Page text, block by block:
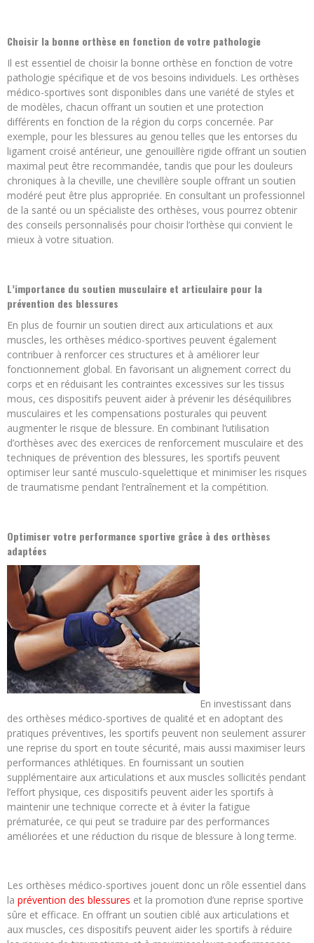
Choisir la bonne orthèse en fonction de votre pathologie
Il est essentiel de choisir la bonne orthèse en fonction de votre
pathologie spécifique et de vos besoins individuels. Les orthèses
médico-sportives sont disponibles dans une variété de styles et
de modèles, chacun offrant un soutien et une protection
différents en fonction de la région du corps concernée. Par
exemple, pour les blessures au genou telles que les entorses du
ligament croisé antérieur, une genouillère rigide offrant un soutien
maximal peut être recommandée, tandis que pour les douleurs
chroniques à la cheville, une chevillère souple offrant un soutien
modéré peut être plus appropriée. En consultant un professionnel
de la santé ou un spécialiste des orthèses, vous pourrez obtenir
des conseils personnalisés pour choisir l’orthèse qui convient le
mieux à votre situation.
L’importance du soutien musculaire et articulaire pour la
prévention des blessures
En plus de fournir un soutien direct aux articulations et aux
muscles, les orthèses médico-sportives peuvent également
contribuer à renforcer ces structures et à améliorer leur
fonctionnement global. En favorisant un alignement correct du
corps et en réduisant les contraintes excessives sur les tissus
mous, ces dispositifs peuvent aider à prévenir les déséquilibres
musculaires et les compensations posturales qui peuvent
augmenter le risque de blessure. En combinant l’utilisation
d’orthèses avec des exercices de renforcement musculaire et des
techniques de prévention des blessures, les sportifs peuvent
optimiser leur santé musculo-squelettique et minimiser les risques
de traumatisme pendant l’entraînement et la compétition.
Optimiser votre performance sportive grâce à des orthèses
adaptées
En investissant dans
des orthèses médico-sportives de qualité et en adoptant des
pratiques préventives, les sportifs peuvent non seulement assurer
une reprise du sport en toute sécurité, mais aussi maximiser leurs
performances athlétiques. En fournissant un soutien
supplémentaire aux articulations et aux muscles sollicités pendant
l’effort physique, ces dispositifs peuvent aider les sportifs à
maintenir une technique correcte et à éviter la fatigue
prématurée, ce qui peut se traduire par des performances
améliorées et une réduction du risque de blessure à long terme.
Les orthèses médico-sportives jouent donc un rôle essentiel dans
la prévention des blessures et la promotion d’une reprise sportive
sûre et efficace. En offrant un soutien ciblé aux articulations et
aux muscles, ces dispositifs peuvent aider les sportifs à réduire